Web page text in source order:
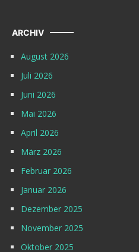
ARCHIV
August 2026
Juli 2026
Juni 2026
Mai 2026
April 2026
März 2026
Februar 2026
Januar 2026
Dezember 2025
November 2025
Oktober 2025